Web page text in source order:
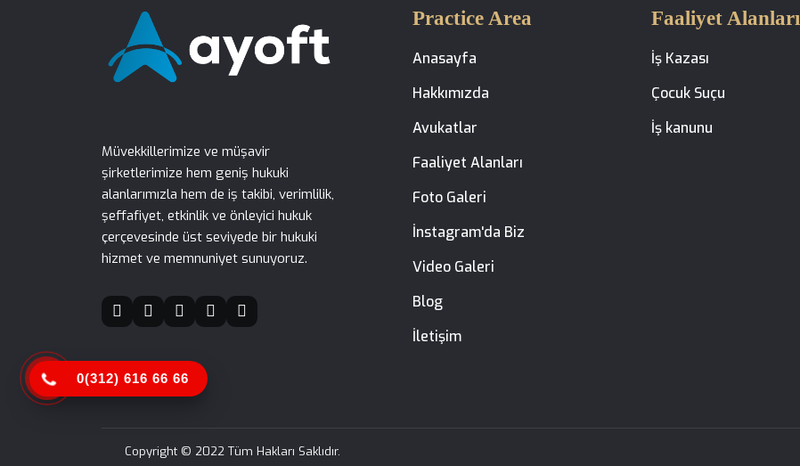
0(312) 616 66 66
Müvekkillerimize ve müşavir
şirketlerimize hem geniş hukuki
alanlarımızla hem de iş takibi, verimlilik,
şeffafiyet, etkinlik ve önleyici hukuk
çerçevesinde üst seviyede bir hukuki
hizmet ve memnuniyet sunuyoruz.
Practice Area
Anasayfa
Hakkımızda
Avukatlar
Faaliyet Alanları
Foto Galeri
İnstagram'da Biz
Video Galeri
Blog
İletişim
Faaliyet Alanları
İş Kazası
Çocuk Suçu
İş kanunu
Copyright © 2022 Tüm Hakları Saklıdır.